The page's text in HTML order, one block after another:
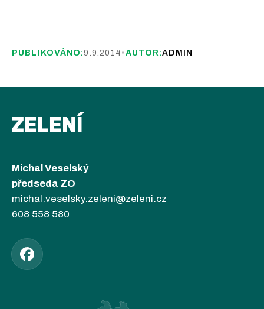
PUBLIKOVÁNO:9.9.2014 • AUTOR:ADMIN
ZELENÍ
Michal Veselský
předseda ZO
michal.veselsky.zeleni@zeleni.cz
608 558 580